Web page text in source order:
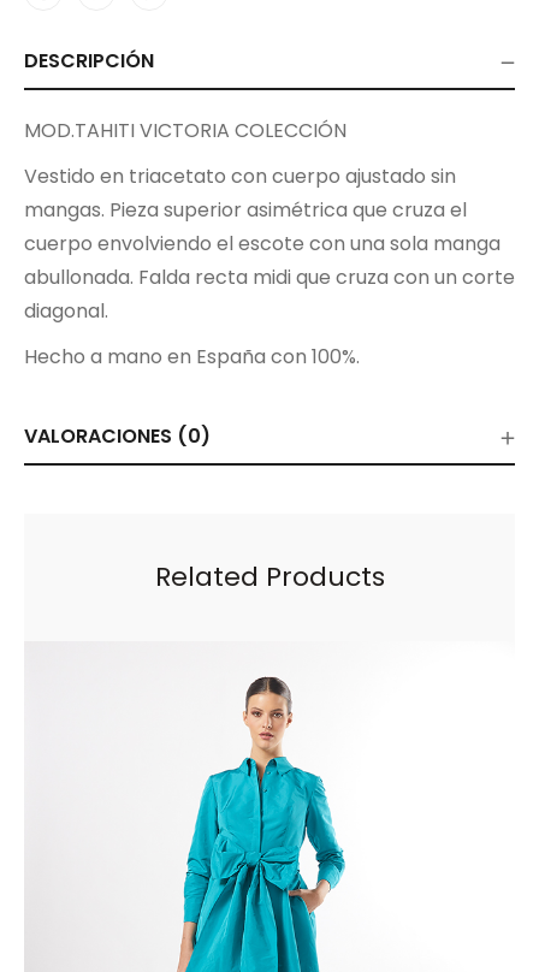
DESCRIPCIÓN
MOD.TAHITI VICTORIA COLECCIÓN
Vestido en triacetato con cuerpo ajustado sin
mangas. Pieza superiorasimétrica que cruza el
cuerpo envolviendo el escote con una sola manga
abullonada. Falda recta midi que cruza con un corte
diagonal.
Hecho a mano en España con 100%.
VALORACIONES (0)
Related Products